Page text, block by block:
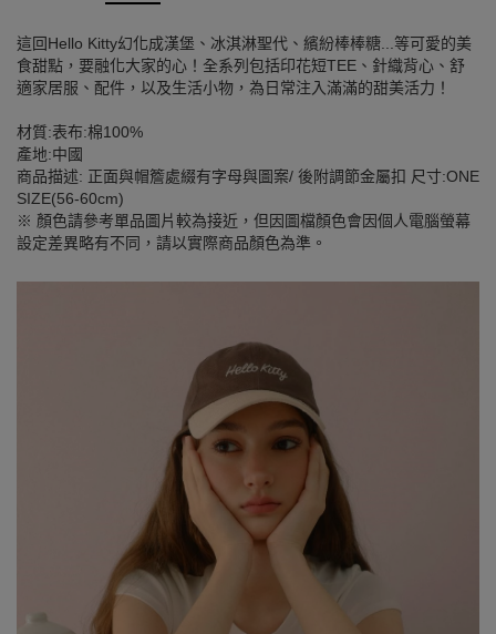
SEE MORE
這回Hello Kitty幻化成漢堡、冰淇淋聖代、繽紛棒棒糖...等可愛的美
食甜點，要融化大家的心！全系列包括印花短TEE、針織背心、舒
適家居服、配件，以及生活小物，為日常注入滿滿的甜美活力！
材質:表布:棉100%
產地:中國
商品描述: 正面與帽簷處綴有字母與圖案/ 後附調節金屬扣 尺寸:ONE
SIZE(56-60cm)
※ 顏色請參考單品圖片較為接近，但因圖檔顏色會因個人電腦螢幕
設定差異略有不同，請以實際商品顏色為準。